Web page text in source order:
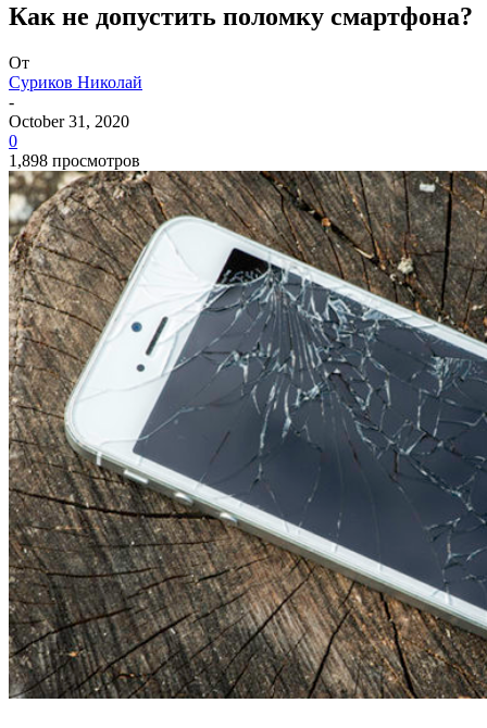
Как не допустить поломку смартфона?
От
Суриков Николай
-
October 31, 2020
0
1,898 просмотров